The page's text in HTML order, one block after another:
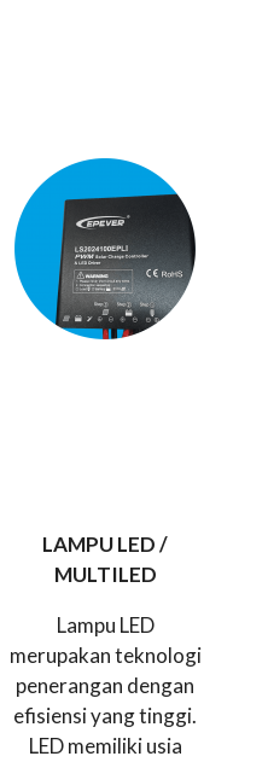
LAMPU LED /
MULTILED
Lampu LED
merupakan teknologi
penerangan dengan
efisiensi yang tinggi.
LED memiliki usia